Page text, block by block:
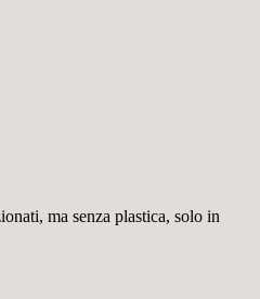
ma senza plastica, solo in